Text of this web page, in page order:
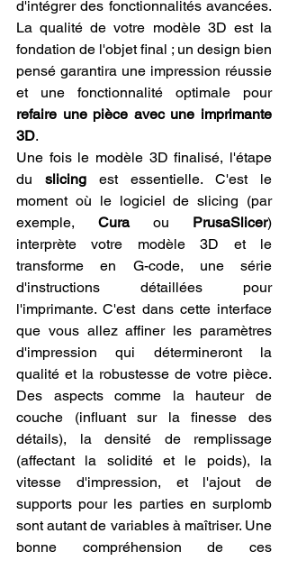
d'intégrer des fonctionnalités avancées.
La qualité de votre modèle 3D est la
fondation de l'objet final ; un design bien
pensé garantira une impression réussie
et une fonctionnalité optimale pour
refaire une pièce avec une imprimante
3D.
Une fois le modèle 3D finalisé, l'étape
du slicing est essentielle. C'est le
moment où le logiciel de slicing (par
exemple, Cura ou PrusaSlicer)
interprète votre modèle 3D et le
transforme en G-code, une série
d'instructions détaillées pour
l'imprimante. C'est dans cette interface
que vous allez affiner les paramètres
d'impression qui détermineront la
qualité et la robustesse de votre pièce.
Des aspects comme la hauteur de
couche (influant sur la finesse des
détails), la densité de remplissage
(affectant la solidité et le poids), la
vitesse d'impression, et l'ajout de
supports pour les parties en surplomb
sont autant de variables à maîtriser. Une
bonne compréhension de ces